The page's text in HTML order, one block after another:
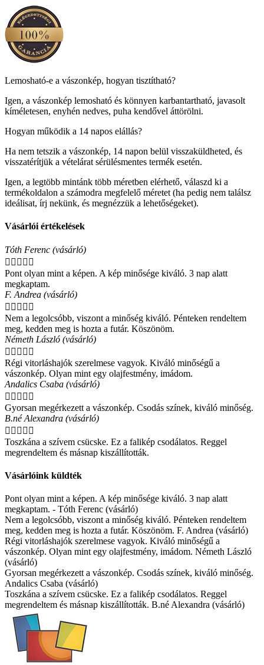
Lemosható-e a vászonkép, hogyan tisztítható?
Igen, a vászonkép lemosható és könnyen karbantartható, javasolt
kíméletesen, enyhén nedves, puha kendővel áttörölni.
Hogyan működik a 14 napos elállás?
Ha nem tetszik a vászonkép, 14 napon belül visszaküldheted, és
visszatérítjük a vételárat sérülésmentes termék esetén.
Igen, a legtöbb mintánk több méretben elérhető, válaszd ki a
termékoldalon a számodra megfelelő méretet (ha pedig nem találsz
ideálisat, írj nekünk, és megnézzük a lehetőségeket).
Vásárlói értékelések
Tóth Ferenc (vásárló)
    
Pont olyan mint a képen. A kép minősége kiváló. 3 nap alatt
megkaptam.
F. Andrea (vásárló)
    
Nem a legolcsóbb, viszont a minőség kiváló. Pénteken rendeltem
meg, kedden meg is hozta a futár. Köszönöm.
Németh László (vásárló)
    
Régi vitorláshajók szerelmese vagyok. Kiváló minőségű a
vászonkép. Olyan mint egy olajfestmény, imádom.
Andalics Csaba (vásárló)
    
Gyorsan megérkezett a vászonkép. Csodás színek, kiváló minőség.
B.né Alexandra (vásárló)
    
Toszkána a szívem csücske. Ez a falikép csodálatos. Reggel
megrendeltem és másnap kiszállították.
Vásárlóink küldték
Pont olyan mint a képen. A kép minősége kiváló. 3 nap alatt
megkaptam. - Tóth Ferenc (vásárló)
Nem a legolcsóbb, viszont a minőség kiváló. Pénteken rendeltem
meg, kedden meg is hozta a futár. Köszönöm. F. Andrea (vásárló)
Régi vitorláshajók szerelmese vagyok. Kiváló minőségű a
vászonkép. Olyan mint egy olajfestmény, imádom. Németh László
(vásárló)
Gyorsan megérkezett a vászonkép. Csodás színek, kiváló minőség.
Andalics Csaba (vásárló)
Toszkána a szívem csücske. Ez a falikép csodálatos. Reggel
megrendeltem és másnap kiszállították. B.né Alexandra (vásárló)